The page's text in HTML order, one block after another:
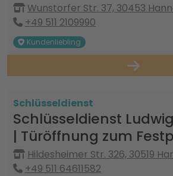
Wunstorfer Str. 37, 30453
+49 511 2109990
Kundenliebling
Schlüsseldienst
Schlüsseldienst
| Türöffnung zum
Hildesheimer Str. 326, 30519
+49 511 64611582